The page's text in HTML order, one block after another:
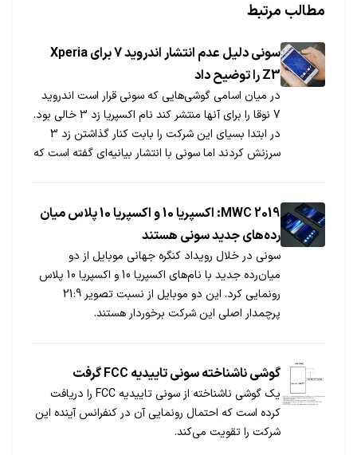
مطالب مرتبط
سونی دلیل عدم انتشار اندروید 7 برای Xperia
Z3 را توضیح داد
در میان اسامی گوشی‌هایی که سونی قرار است اندروید
7 نوقا را برای آنها منتشر کند نام اکسپریا زد 3 خالی بود.
در ابتدا بسیای این شرکت را بابت کنار گذاشتن زد 3
سرزنش کردند اما سونی با انتشار بیانیه‌ای گفته است که
MWC 2019: اکسپریا 10 و اکسپریا 10 پلاس میان
رده‌های جدید سونی هستند
سونی در خلال رویداد کنگره جهانی موبایل از دو
میان‌رده جدید با نام‌های اکسپریا 10 و اکسپریا 10 پلاس
رونمایی کرد. این دو موبایل از نسبت تصویر 21:9
پرچمدار اصلی این شرکت برخوردار هستند.
گوشی ناشناخته سونی تاییدیه FCC گرفت
یک گوشی ناشناخته از سونی تاییدیه FCC را دریافت
کرده است که احتمال رونمایی آن در کنفرانس آینده این
شرکت را تقویت می‌کند.